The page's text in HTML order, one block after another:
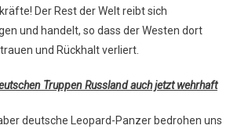
Der Rest der Welt reibt sich
und handelt, so dass der Westen dort
und Rückhalt verliert.
Truppen Russland auch jetzt wehrhaft
deutsche Leopard-Panzer bedrohen uns